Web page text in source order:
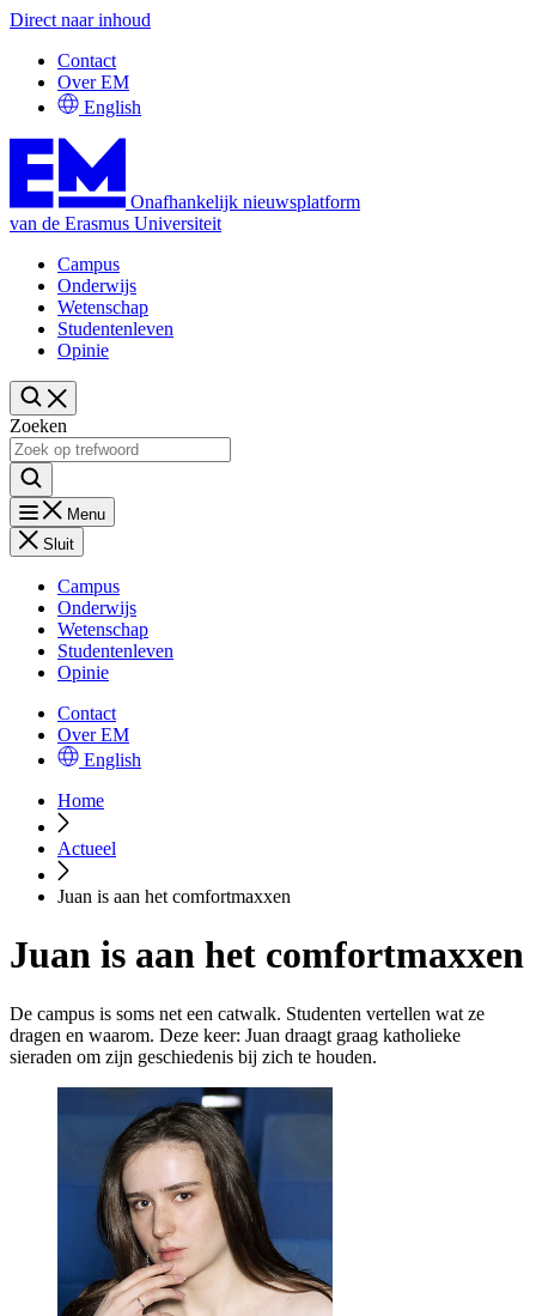
Direct naar inhoud
Contact
Over EM
English
Onafhankelijk nieuwsplatform
van de Erasmus Universiteit
Campus
Onderwijs
Wetenschap
Studentenleven
Opinie
Zoeken
Menu
Sluit
Campus
Onderwijs
Wetenschap
Studentenleven
Opinie
Contact
Over EM
English
Home
Actueel
Juan is aan het comfortmaxxen
Juan is aan het comfortmaxxen
De campus is soms net een catwalk. Studenten vertellen wat ze
dragen en waarom. Deze keer: Juan draagt graag katholieke
sieraden om zijn geschiedenis bij zich te houden.